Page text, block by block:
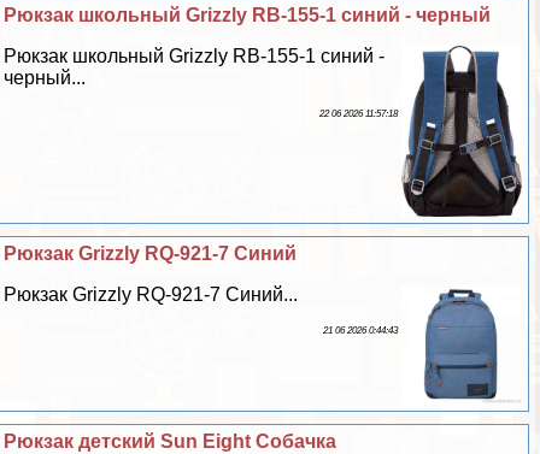
Рюкзак школьный Grizzly RB-155-1 синий - черный
Рюкзак школьный Grizzly RB-155-1 синий -
черный...
22 06 2026 11:57:18
Рюкзак Grizzly RQ-921-7 Синий
Рюкзак Grizzly RQ-921-7 Синий...
21 06 2026 0:44:43
Рюкзак детский Sun Eight Собачка